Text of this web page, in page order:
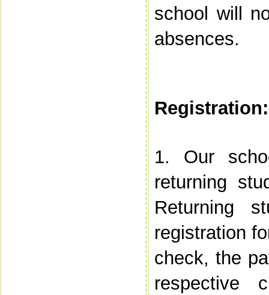
school will
absences.
Registration:
1. Our
returning
Returning
registration
check, the
respective